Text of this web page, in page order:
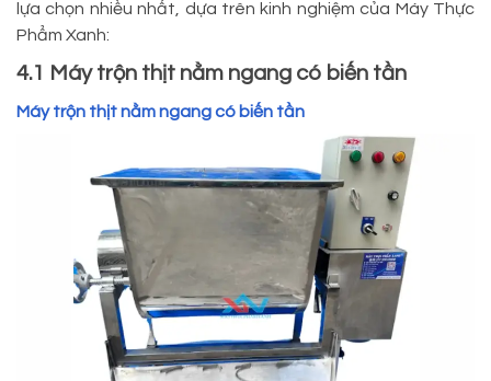
lựa chọn nhiều nhất, dựa trên kinh nghiệm của Máy Thực
Phẩm Xanh:
4.1 Máy trộn thịt nằm ngang có biến tần
Máy trộn thịt nằm ngang có biến tần